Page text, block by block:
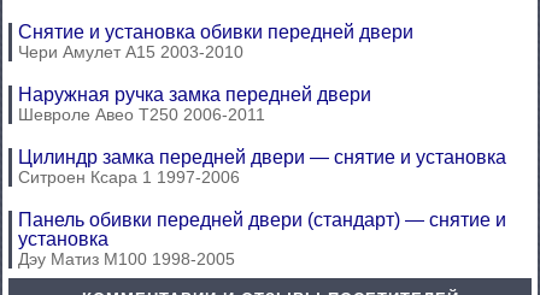
Снятие и установка обивки передней двери
Чери Амулет А15 2003-2010
Наружная ручка замка передней двери
Шевроле Авео Т250 2006-2011
Цилиндр замка передней двери — снятие и установка
Ситроен Ксара 1 1997-2006
Панель обивки передней двери (стандарт) — снятие и
установка
Дэу Матиз М100 1998-2005